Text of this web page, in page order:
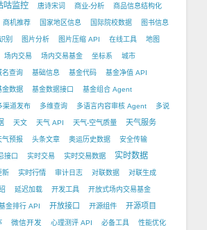
咕监控 唐诗宋词 商业-分析 商品信息结构化
商机推荐 国家地区信息 国际院校数据 图书信息
别 图片分析 图片压缩 API 在线工具 地图
场内交易 场内交易基金 坐标系 城市
名查询 基础信息 基金代码 基金净值 API
金数据 基金数据接口 基金组合 Agent
渠道发布 多维查询 多语言内容审核 Agent 多说
天文 天气 API 天气-空气质量 天气服务
气预报 头条文章 奥运历史数据 安全传输
接口 实时交易 实时交易数据 实时数据
新 实时行情 审计日志 对联数据 对联生成
延迟加载 开发工具 开放式场内交易基金
金排行 API 开放接口 开源组件 开源项目
微信开发 心理测评 API 必备工具 性能优化